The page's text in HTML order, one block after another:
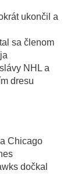
ukončil a
sa členom
NHL a
dresu
Chicago
dočkal